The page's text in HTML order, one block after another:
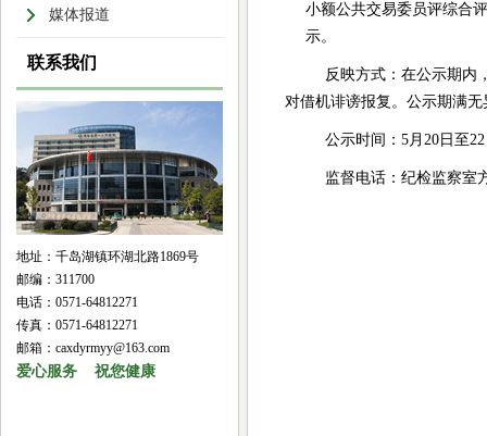
媒体报道
联系我们
地址：千岛湖镇环湖北路1869号
邮编：311700
电话：0571-64812271
传真：0571-64812271
邮箱：caxdyrmyy@163.com
爱心服务 祝您健康
小额公共交易委员评综合
示。
反映方式：在公示期内
对借机诽谤报复。公示期满
公示时间：5月20日至22
监督电话：纪检监察室